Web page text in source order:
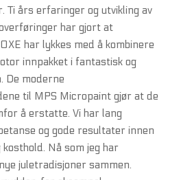
Ti års erfaringer og utvikling av
har gjort at
har lykkes med å kombinere
innpakket i fantastisk og
De moderne
til MPS Micropaint gjør at de
å erstatte. Vi har lang
og gode resultater innen
Nå som jeg har
juletradisjoner sammen.